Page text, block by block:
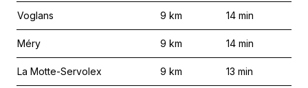
Voglans 9 km 14 min
Méry 9 km 14 min
La Motte-Servolex 9 km 13 min